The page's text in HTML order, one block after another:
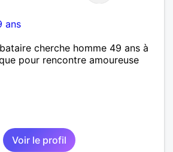
ans
cherche homme 49 ans à
pour rencontre amoureuse
Voir le profil